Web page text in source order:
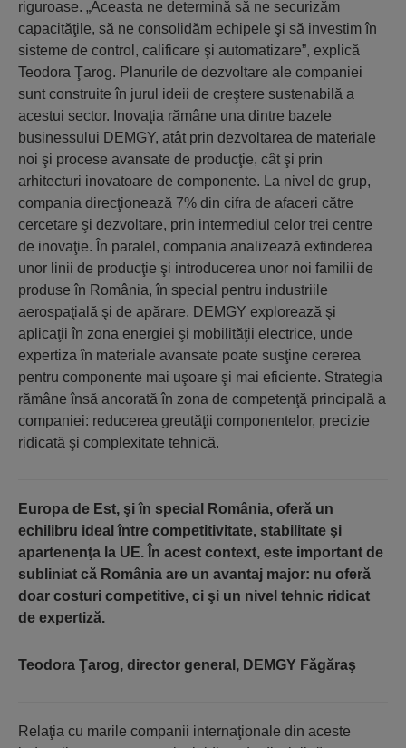
riguroase. „Aceasta ne determină să ne securizăm
capacităţile, să ne consolidăm echipele şi să investim în
sisteme de control, calificare şi automatizare”, explică
Teodora Ţarog. Planurile de dezvoltare ale companiei
sunt construite în jurul ideii de creştere sustenabilă a
acestui sector. Inovaţia rămâne una dintre bazele
businessului DEMGY, atât prin dezvoltarea de materiale
noi şi procese avansate de producţie, cât şi prin
arhitecturi inovatoare de componente. La nivel de grup,
compania direcţionează 7% din cifra de afaceri către
cercetare şi dezvoltare, prin intermediul celor trei centre
de inovaţie. În paralel, compania analizează extinderea
unor linii de producţie şi introducerea unor noi familii de
produse în România, în special pentru industriile
aerospaţială şi de apărare. DEMGY explorează şi
aplicaţii în zona energiei şi mobilităţii electrice, unde
expertiza în materiale avansate poate susţine cererea
pentru componente mai uşoare şi mai eficiente. Strategia
rămâne însă ancorată în zona de competenţă principală a
companiei: reducerea greutăţii componentelor, precizie
ridicată şi complexitate tehnică.
Europa de Est, şi în special România, oferă un
echilibru ideal între competitivitate, stabilitate şi
apartenenţa la UE. În acest context, este important de
subliniat că România are un avantaj major: nu oferă
doar costuri competitive, ci şi un nivel tehnic ridicat
de expertiză.
Teodora Ţarog, director general, DEMGY Făgăraş
Relaţia cu marile companii internaţionale din aceste